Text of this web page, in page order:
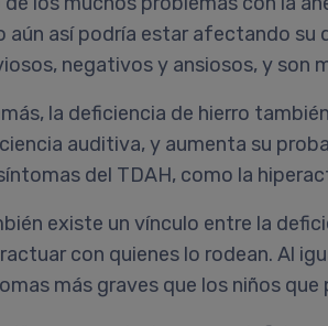
aún así podría estar afectando su
negativos y ansiosos, y son
la deficiencia de hierro
auditiva, y aumenta su
del TDAH, como la
existe un vínculo entre la
con quienes lo rodean. Al
más graves que los niños